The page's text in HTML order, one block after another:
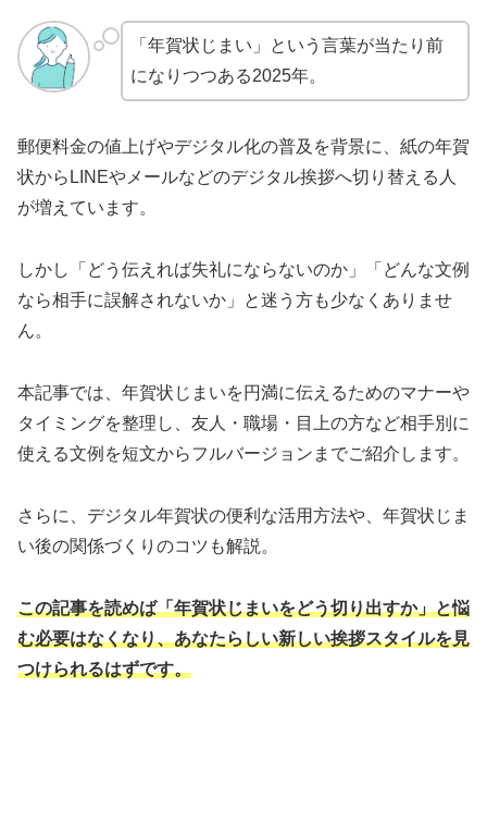
「年賀状じまい」という言葉が当たり前
になりつつある2025年。
郵便料金の値上げやデジタル化の普及を背景に、紙の年賀
状からLINEやメールなどのデジタル挨拶へ切り替える人
が増えています。
しかし「どう伝えれば失礼にならないのか」「どんな文例
なら相手に誤解されないか」と迷う方も少なくありませ
ん。
本記事では、年賀状じまいを円満に伝えるためのマナーや
タイミングを整理し、友人・職場・目上の方など相手別に
使える文例を短文からフルバージョンまでご紹介します。
さらに、デジタル年賀状の便利な活用方法や、年賀状じま
い後の関係づくりのコツも解説。
この記事を読めば「年賀状じまいをどう切り出すか」と悩
む必要はなくなり、あなたらしい新しい挨拶スタイルを見
つけられるはずです。